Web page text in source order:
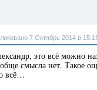
7 Октябрь 2014 в
это всё можно
смысла нет. Такое
всё…